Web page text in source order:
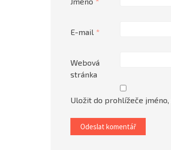
E-mail *
Webová
stránka
Uložit do prohlížeče